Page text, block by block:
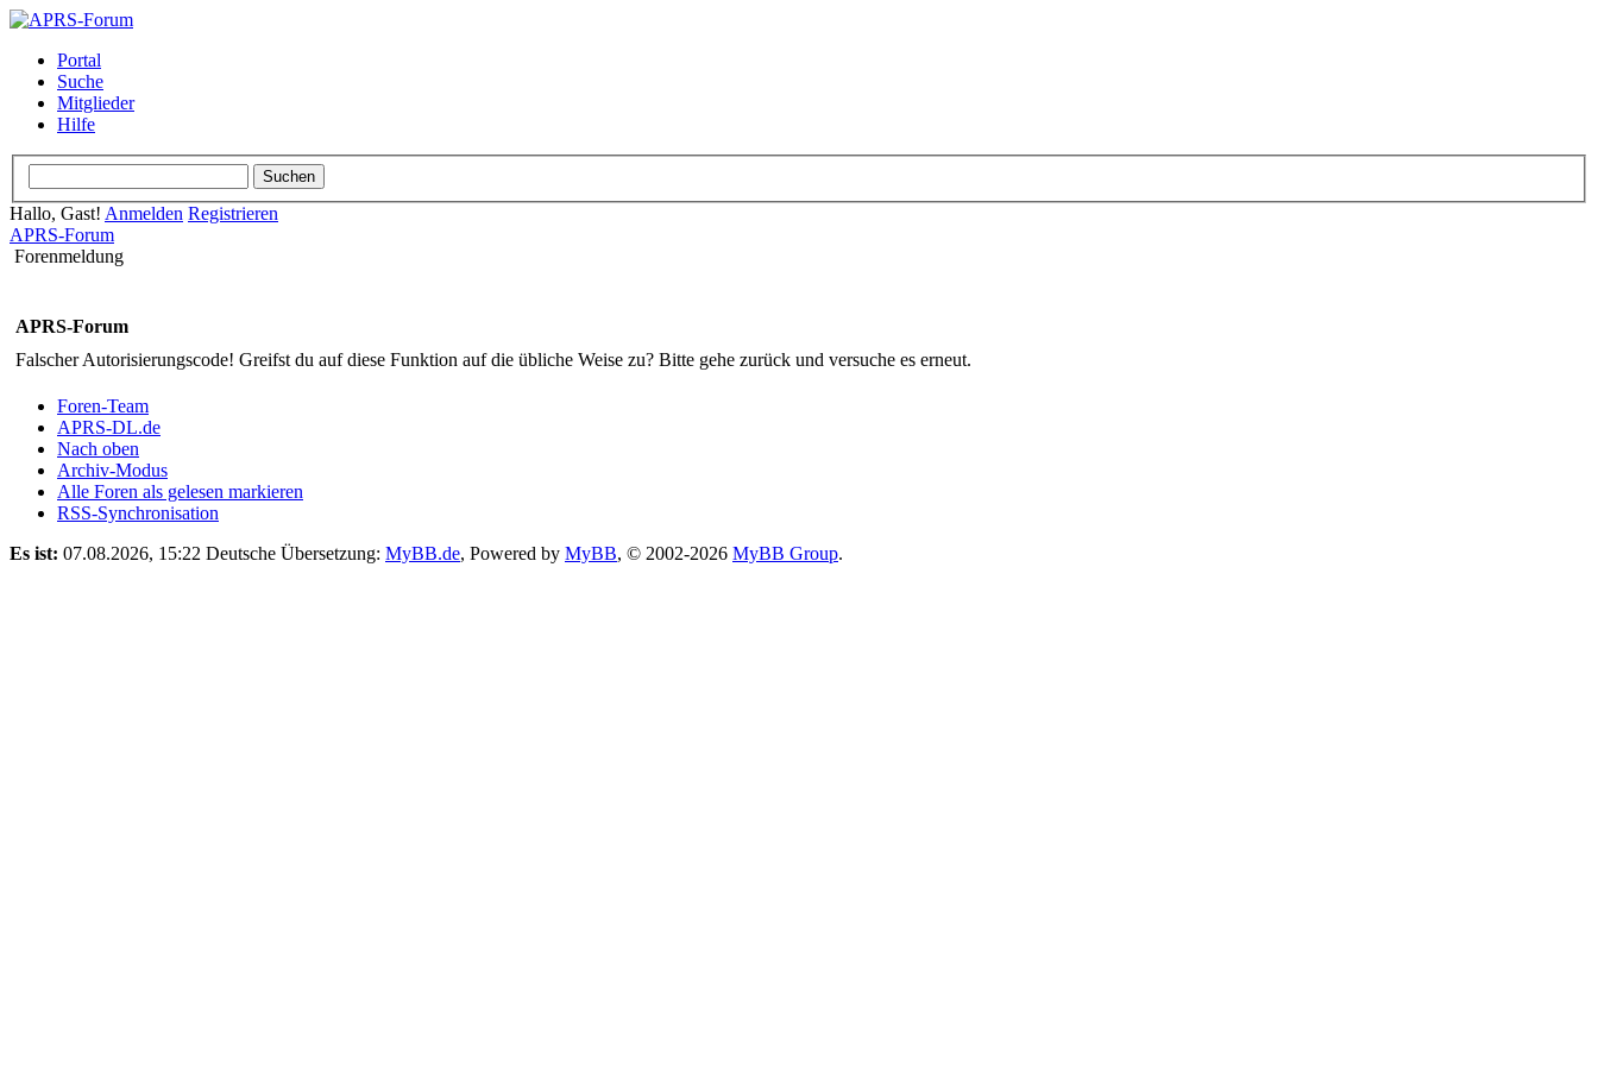
Portal
Suche
Mitglieder
Hilfe
Hallo, Gast! Anmelden Registrieren
APRS-Forum
Forenmeldung
APRS-Forum
Falscher Autorisierungscode! Greifst du auf diese Funktion auf die übliche Weise zu? Bitte gehe zurück und versuche es erneut.
Foren-Team
APRS-DL.de
Nach oben
Archiv-Modus
Alle Foren als gelesen markieren
RSS-Synchronisation
Es ist: 07.08.2026, 15:22 Deutsche Übersetzung: MyBB.de, Powered by MyBB, © 2002-2026 MyBB Group.